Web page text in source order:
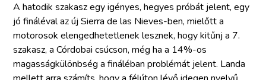
A hatodik szakasz egy igényes, hegyes próbát jelent, egy
jó fináléval az új Sierra de las Nieves-ben, mielőtt a
motorosok elengedhetetlenek lesznek, hogy kitűnj a 7.
szakasz, a Córdobai csúcson, még ha a 14%-os
magasságkülönbség a fináléban problémát jelent. Landa